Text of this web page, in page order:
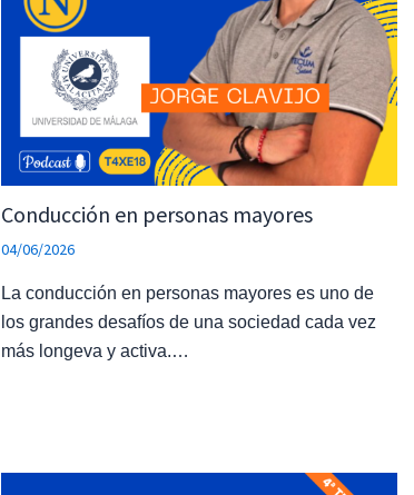
Conducción en personas mayores
04/06/2026
La conducción en personas mayores es uno de
los grandes desafíos de una sociedad cada vez
más longeva y activa.…